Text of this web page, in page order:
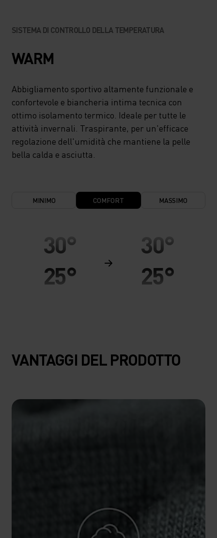
SISTEMA DI CONTROLLO DELLA TEMPERATURA
WARM
Abbigliamento sportivo altamente funzionale e
confortevole e biancheria intima tecnica con
ottimo isolamento termico. Ideale per tutte le
attività invernali. Traspirante, per un'efficace
regolazione dell'umidità che mantiene la pelle
bella calda e asciutta.
MINIMO COMFORT MASSIMO
30°
25°
10°
5°
-15°
30°
25°
10°
5°
-15°
VANTAGGI DEL PRODOTTO